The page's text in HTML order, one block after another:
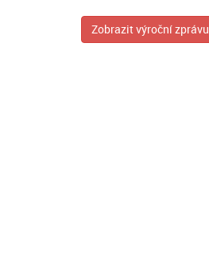
Zobrazit výroční zprávu